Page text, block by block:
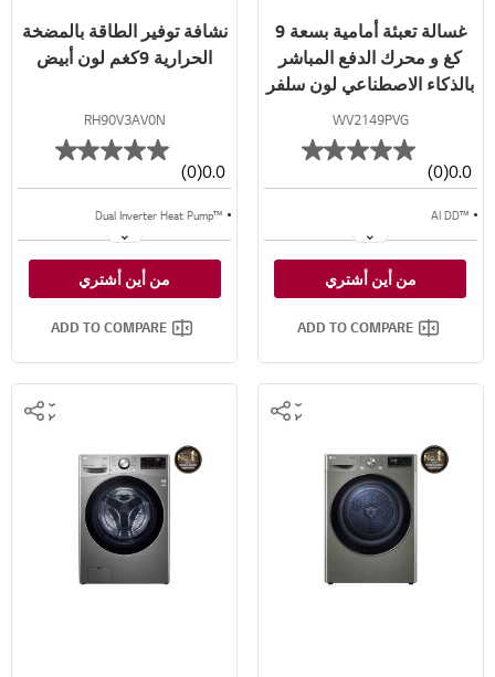
غسالة تعبئة أمامية بسعة 9
كغ و محرك الدفع المباشر
بالذكاء الاصطناعي لون سلفر
WV2149PVG
0.0
(0)
™AI DD
دورة أمبير أقل
من أين أشتري
ADD TO COMPARE
نشافة توفير الطاقة بالمضخة
الحرارية 9كغم لون أبيض
RH90V3AV0N
0.0
(0)
Dual Inverter Heat Pump™‎
مكثف تلقائي التنظيف
من أين أشتري
ADD TO COMPARE